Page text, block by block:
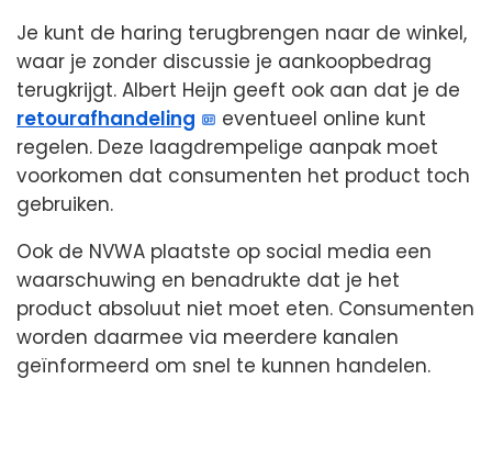
Je kunt de haring terugbrengen naar de winkel,
waar je zonder discussie je aankoopbedrag
terugkrijgt. Albert Heijn geeft ook aan dat je de
retourafhandeling
eventueel online kunt
regelen. Deze laagdrempelige aanpak moet
voorkomen dat consumenten het product toch
gebruiken.
Ook de NVWA plaatste op social media een
waarschuwing en benadrukte dat je het
product absoluut niet moet eten. Consumenten
worden daarmee via meerdere kanalen
geïnformeerd om snel te kunnen handelen.